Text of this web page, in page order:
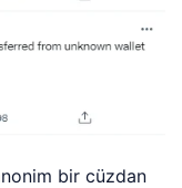
bir cüzdan